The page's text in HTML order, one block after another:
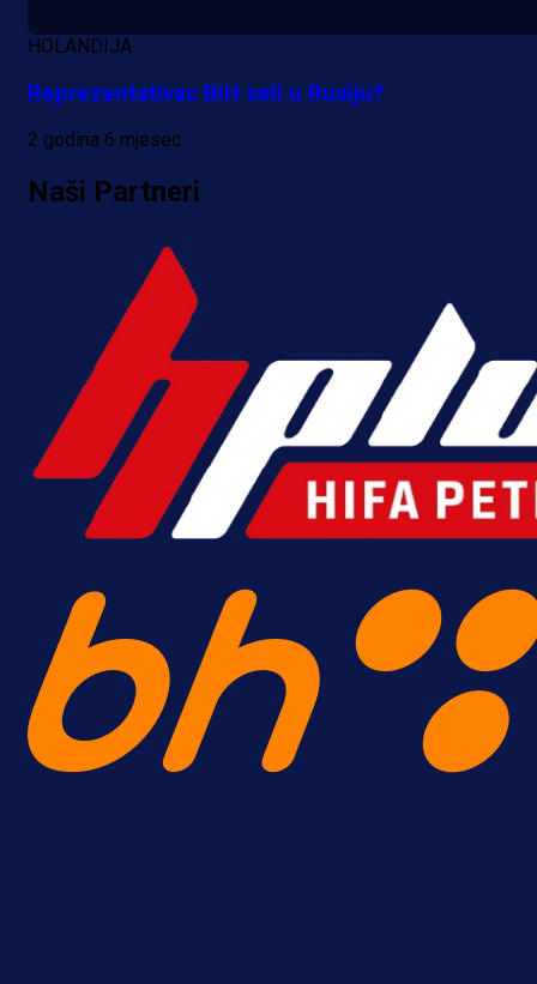
Premijer liga BiH
Bez pobjednika u Mostaru:
Sarajevo kiksalo na startu
prvenstva!
16 h 15 min
HOLANDIJA
Reprezentativac BiH seli u Rusiju?
2 godina 6 mjesec
Naši Partneri